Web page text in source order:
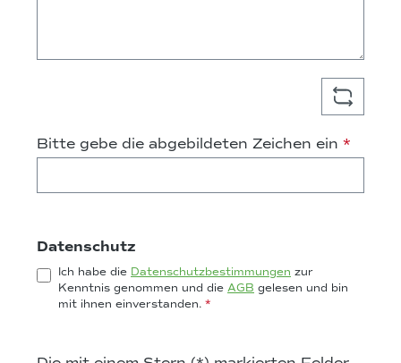
Bitte gebe die abgebildeten Zeichen ein *
Datenschutz
Ich habe die Datenschutzbestimmungen zur
Kenntnis genommen und die AGB gelesen und bin
mit ihnen einverstanden. *